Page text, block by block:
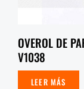
OVEROL DE
V1038
LEER MÁS